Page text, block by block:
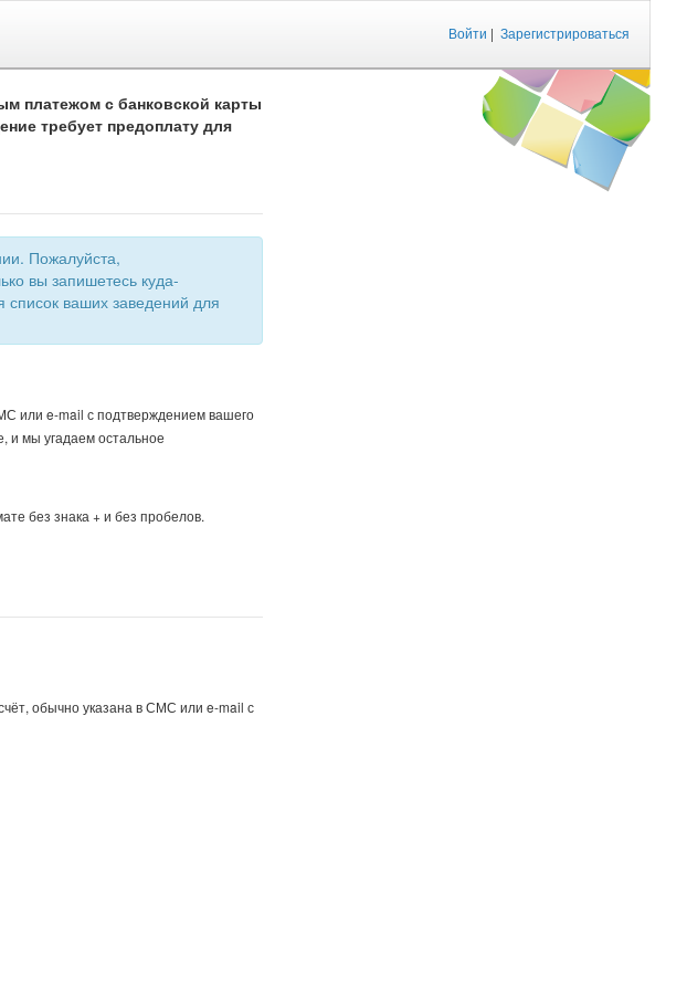
Войти | Зарегистрироваться
платежом с банковской карты
требует предоплату для
вы запишетесь куда-
или e-mail с подтверждением вашего
и мы угадаем остальное
без знака + и без пробелов.
обычно указана в СМС или e-mail с